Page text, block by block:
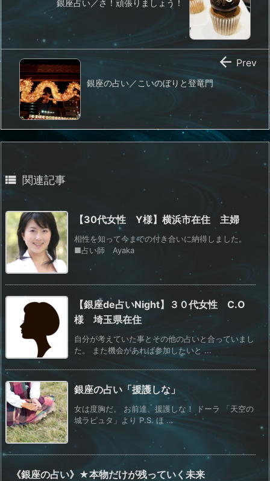
銀座占い／さ！頑張りましょう！
銀座の占い／こいのぼりと登竜門
 Prev
 関連記事
【30代女性 Y様】横浜市在住 主婦
相性を知って今までの付き合いに納得しました。
■占い師 Ayaka
【銀座de占いNight】３０代女性 C.O
様 埼玉県在住
自分が考えていた事とその他の占いと合っていまし
た。 また機会があれば参加したいと ...
銀座の占い「援護しな」
女は度胸だ。 お前達、援護しな！ ドーラ 「天空の
城ラピュタ」より P.S. ほ ...
《銀座の占い》★本物だけが残っていく未来